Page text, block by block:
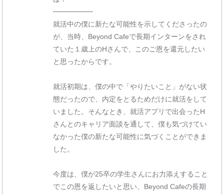
────────
就活中の僕に新たな可能性を示してくださったの
が、当時、Beyond Cafeで長期インターンをされ
ていた１歳上のHさんで、このご恩を還元したい
と思ったからです。
就活初期は、僕の中で「やりたいこと」がない状
態だったので、内定をとるためだけに就活をして
いました。そんなとき、就活アプリで出会ったH
さんとのキャリア面談を通して、僕も気づけてい
なかった僕の新たな可能性に気づくことができま
した。
今度は、僕が25卒の学生さんにお力添えすること
でこの恩を返したいと思い、Beyond Cafeの長期